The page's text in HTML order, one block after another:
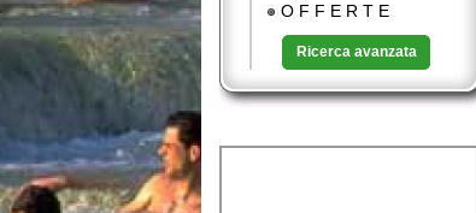
O F F E R T E
Ricerca avanzata